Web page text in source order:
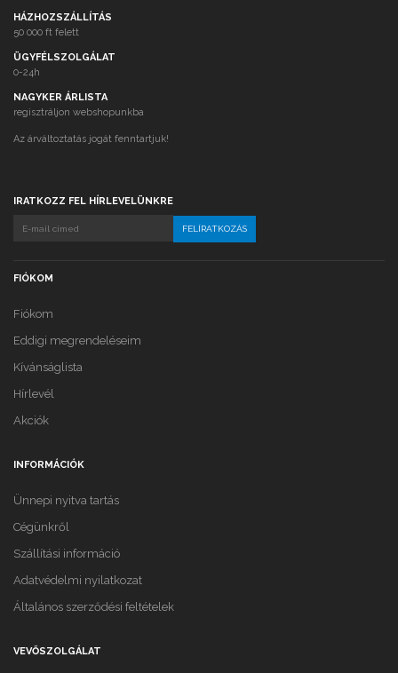
HÁZHOZSZÁLLÍTÁS
50 000 ft felett
ÜGYFÉLSZOLGÁLAT
0-24h
NAGYKER ÁRLISTA
regisztráljon webshopunkba
Az árváltoztatás jogát fenntartjuk!
IRATKOZZ FEL HÍRLEVELÜNKRE
FIÓKOM
Fiókom
Eddigi megrendeléseim
Kívánságlista
Hírlevél
Akciók
INFORMÁCIÓK
Ünnepi nyitva tartás
Cégünkről
Szállítási információ
Adatvédelmi nyilatkozat
Általános szerződési feltételek
VEVŐSZOLGÁLAT